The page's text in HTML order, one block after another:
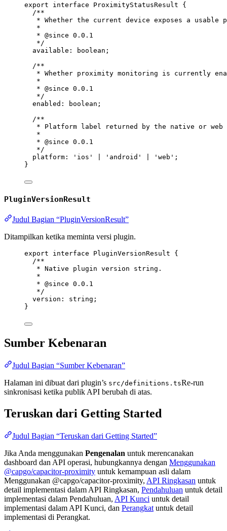
export interface ProximityStatusResult {
/**
* Whether the current device exposes a usable
*
* @since 0.0.1
*/
available : boolean ;
/**
* Whether proximity monitoring is currently
*
* @since 0.0.1
*/
enabled : boolean ;
/**
* Platform label returned by the native or web
*
* @since 0.0.1
*/
platform : 'ios' 'android' 'web' ;
}
PluginVersionResult
Judul Bagian “PluginVersionResult”
Ditampilkan ketika meminta versi plugin.
export interface PluginVersionResult {
/**
* Native plugin version string.
*
* @since 0.0.1
*/
version : string ;
}
Sumber Kebenaran
Judul Bagian “Sumber Kebenaran”
Halaman ini dibuat dari plugin’s src/definitions.tsRe-run
sinkronisasi ketika publik API berubah di atas.
Teruskan dari Getting Started
Judul Bagian “Teruskan dari Getting Started”
Jika Anda menggunakan Pengenalan untuk merencanakan
dashboard dan API operasi, hubungkannya dengan Menggunakan
@capgo/capacitor-proximity untuk kemampuan asli dalam
Menggunakan @capgo/capacitor-proximity, API Ringkasan untuk
detail implementasi dalam API Ringkasan, Pendahuluan untuk detail
implementasi dalam Pendahuluan, API Kunci untuk detail
implementasi dalam API Kunci, dan Perangkat untuk detail
implementasi di Perangkat.